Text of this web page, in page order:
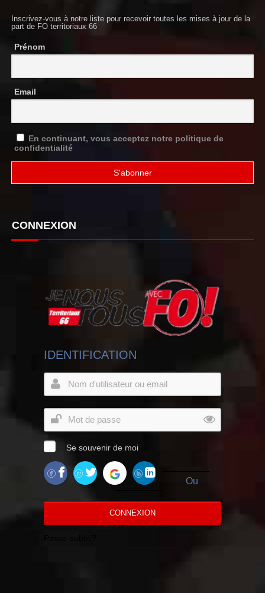
Inscrivez-vous à notre liste pour recevoir toutes les mises à jour de la
part de FO territoriaux 66
Prénom
Email
En continuant, vous acceptez notre politique de
confidentialité
CONNEXION
IDENTIFICATION
Se souvenir de moi
Ou
CONNEXION